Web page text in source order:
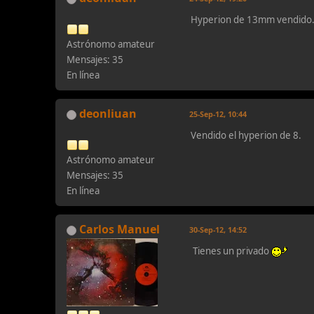
Astrónomo amateur
Mensajes: 35
En línea
Hyperion de 13mm
deonliuan
Astrónomo amateur
Mensajes: 35
En línea
25-Sep-12, 10:44
Vendido el hyperion de 8.
Carlos Manuel 30-Sep-12, 14:52
Tienes un privado